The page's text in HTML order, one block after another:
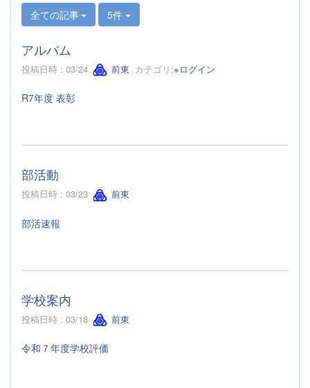
全ての記事 5件
アルバム
投稿日時 : 03/24 前東 カテゴリ:※ログイン
R7年度 表彰
部活動
投稿日時 : 03/23 前東
部活速報
学校案内
投稿日時 : 03/18 前東
令和７年度学校評価